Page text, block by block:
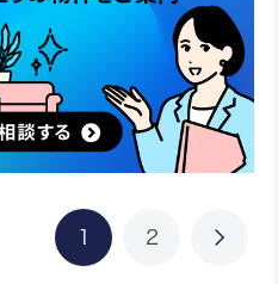
詳しく見る
1 2